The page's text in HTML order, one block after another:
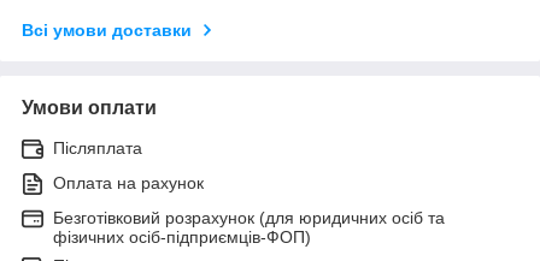
Всі умови доставки
Умови оплати
Післяплата
Оплата на рахунок
Безготівковий розрахунок (для юридичних осіб та
фізичних осіб-підприємців-ФОП)